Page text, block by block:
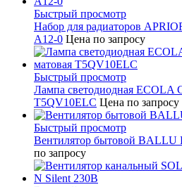
Быстрый просмотр
Набор для радиаторов
A12-0 Цена по запросу
Быстрый просмотр
Лампа светодиодная ECOLA
T5QV10ELC Цена по запросу
Быстрый просмотр
Вентилятор бытовой BALLU
по запросу